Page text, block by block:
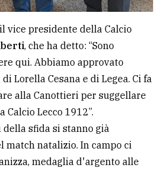
vice presidente della Calcio
, che ha detto: “Sono
qui. Abbiamo approvato
Lorella Cesana e di Legea. Ci fa
alla Canottieri per suggellare
Lecco 1912”.
sfida si stanno già
match natalizio. In campo ci
medaglia d'argento alle